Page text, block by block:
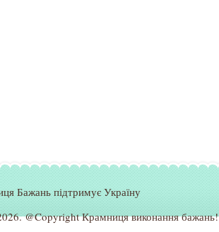
Бажань підтримує Україну
.@Copyright Крамниця виконання бажань!